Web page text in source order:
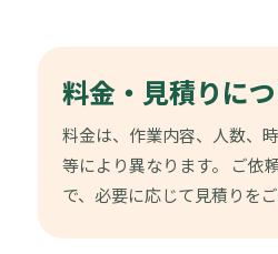
料金・見積りに
料金は、作業内容、人数、
等により異なります。 ご依
で、必要に応じて見積りをご